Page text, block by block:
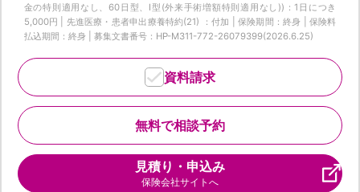
金の特則適用なし、60日型、I型(外来手術増額特則適用なし))：1日につき
5,000円 | 先進医療・患者申出療養特約(21) ：付加 | 保険期間：終身 | 保険料
払込期間：終身 | 募集文書番号：HP-M311-772-26079399(2026.6.25)
無料で相談予約
資料請求
見積り・申込み
保険会社サイトへ